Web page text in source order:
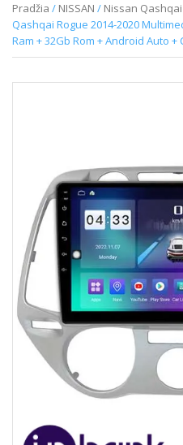
Pradžia / NISSAN / Nissan Qashqai
Qashqai Rogue 2014-2020
Ram + 32Gb Rom + Android Auto +